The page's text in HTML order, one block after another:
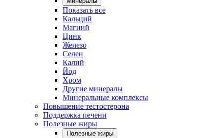
Показать все
Кальций
Магний
Цинк
Железо
Селен
Калий
Йод
Хром
Другие минералы
Минеральные комплексы
Повышение тестостерона
Поддержка печени
Полезные жиры
Полезные жиры